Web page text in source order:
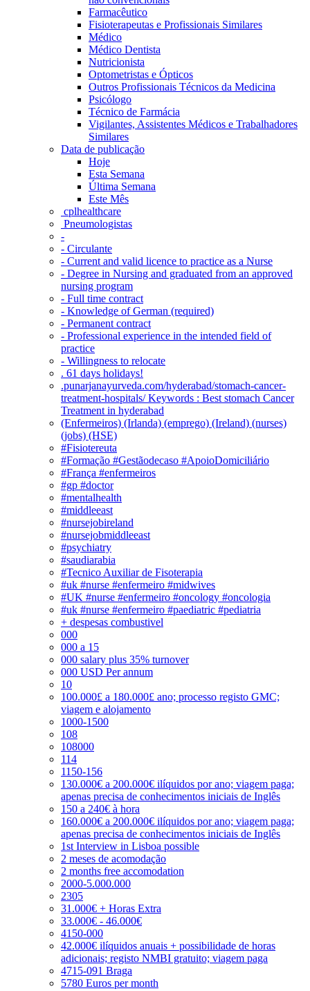
Farmacêutico
Fisioterapeutas e Profissionais Similares
Médico
Médico Dentista
Nutricionista
Optometristas e Ópticos
Outros Profissionais Técnicos da Medicina
Psicólogo
Técnico de Farmácia
Vigilantes, Assistentes Médicos e Trabalhadores
Similares
Data de publicação
Hoje
Esta Semana
Última Semana
Este Mês
‎ cplhealthcare‬
Pneumologistas
-
- Circulante
- Current and valid licence to practice as a Nurse
- Degree in Nursing and graduated from an approved
nursing program
- Full time contract
- Knowledge of German (required)
- Permanent contract
- Professional experience in the intended field of
practice
- Willingness to relocate
. 61 days holidays!
.punarjanayurveda.com/hyderabad/stomach-cancer-
treatment-hospitals/ Keywords : Best stomach Cancer
Treatment in hyderabad
(Enfermeiros) (Irlanda) (emprego) (Ireland) (nurses)
(jobs) (HSE)
#Fisiotereuta
#Formação #Gestãodecaso #ApoioDomiciliário
#França #enfermeiros
#gp #doctor
#mentalhealth
#middleeast
#nursejobireland
#nursejobmiddleeast
#psychiatry
#saudiarabia
#Tecnico Auxiliar de Fisoterapia
#uk #nurse #enfermeiro #midwives
#UK #nurse #enfermeiro #oncology #oncologia
#uk #nurse #enfermeiro #paediatric #pediatria
+ despesas combustivel
000
000 a 15
000 salary plus 35% turnover
000 USD Per annum
10
100.000£ a 180.000£ ano; processo registo GMC;
viagem e alojamento
1000-1500
108
108000
114
1150-156
130.000€ a 200.000€ ilíquidos por ano; viagem paga;
apenas precisa de conhecimentos iniciais de Inglês
150 a 240€ à hora
160.000€ a 200.000€ ilíquidos por ano; viagem paga;
apenas precisa de conhecimentos iniciais de Inglês
1st Interview in Lisboa possible
2 meses de acomodação
2 months free accomodation
2000-5.000.000
2305
31.000€ + Horas Extra
33.000€ - 46.000€
4150-000
42.000€ ilíquidos anuais + possibilidade de horas
adicionais; registo NMBI gratuito; viagem paga
4715-091 Braga
5780 Euros per month